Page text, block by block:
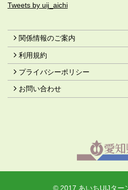
Tweets by uij_aichi
関係情報のご案内
利用規約
プライバシーポリシー
お問い合わせ
© 2017 あいちUIJター